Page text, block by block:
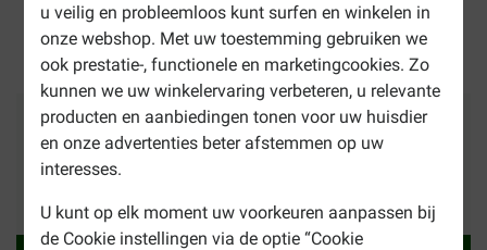
u veilig en probleemloos kunt surfen en winkelen in
onze webshop. Met uw toestemming gebruiken we
ook prestatie-, functionele en marketingcookies. Zo
kunnen we uw winkelervaring verbeteren, u relevante
producten en aanbiedingen tonen voor uw huisdier
en onze advertenties beter afstemmen op uw
interesses.
U kunt op elk moment uw voorkeuren aanpassen bij
de Cookie instellingen via de optie “Cookie
Gratis bezorging vanaf €
49
Betalingsmethoden Vertrouwd Wij verzenden met